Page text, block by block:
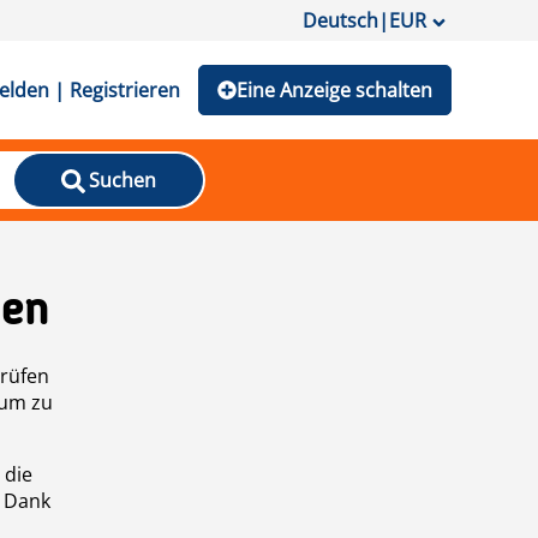
Deutsch|EUR
| Registrieren Eine Anzeige schalten
Suchen
zu
die